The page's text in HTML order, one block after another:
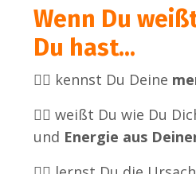
Wenn Du
Du hast...
👉🏼 kennst Du Deine
👉🏼 weißt Du wie Du
und Energie aus